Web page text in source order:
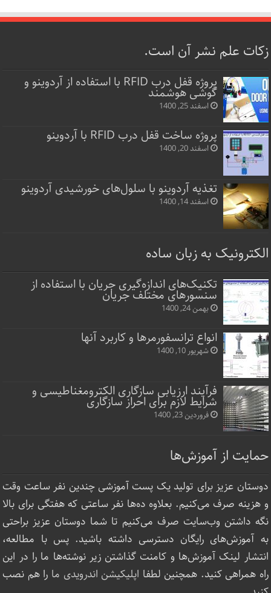
زکات علم نشر آن است.
پروژه قفل‌ درب RFID با استفاده از آردوینو و
گوشی هوشمند
اسفند 25, 1400
پروژه ساخت قفل‌ درب RFID با آردوینو
اسفند 20, 1400
تغذیه آردوینو با سلول‌های خورشیدی آردوینو
اسفند 14, 1400
الکترونیک به زبان ساده
تکنیک‌های اندازه‌گیری جریان با استفاده از
سنسورهای مختلف جریان
بهمن 24, 1400
انواع ترانسفورمرها و کاربرد آنها
شهریور 10, 1400
فرآیند ارزیابی سازگاری الکترومغناطیسی و
شرایط لازم برای احراز سازگاری
فروردین 23, 1400
حمایت از آموزش‌ها
دوستان عزیز برای تولید یک پست آموزشی چندین نفر ساعت‌ وقت
و هزینه صرف می‌کنیم. بعلاوه ده‌ها نفر ساعتی که هفتگی برای بالا
نگه داشتن وب‌سایت صرف ‌می‌کنیم تا شما دوستان عزیز براحتی
به آموزش‌های رایگان دسترسی داشته باشید. پس با مطالعه،
انتشار لینک‌ آموزش‌ها و کامنت گذاشتن زیر نوشته‌‌ها ما را در این
راه همراهی کنید. همچنین لطفا اپلیکیشن اندرویدی ما را هم نصب